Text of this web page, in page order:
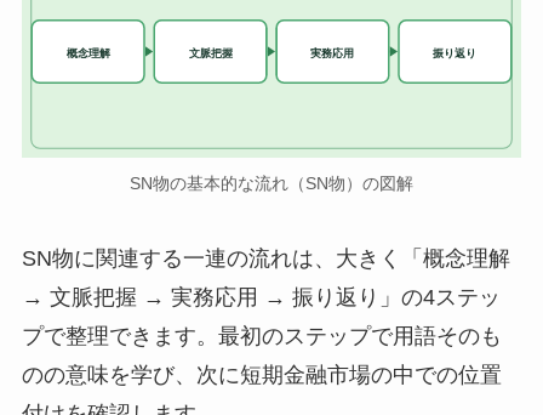
概念理解 文脈把握 実務応用 振り返り
SN物の基本的な流れ（SN物）の図解
SN物に関連する一連の流れは、大きく「概念理解
→ 文脈把握 → 実務応用 → 振り返り」の4ステッ
プで整理できます。最初のステップで用語そのも
のの意味を学び、次に短期金融市場の中での位置